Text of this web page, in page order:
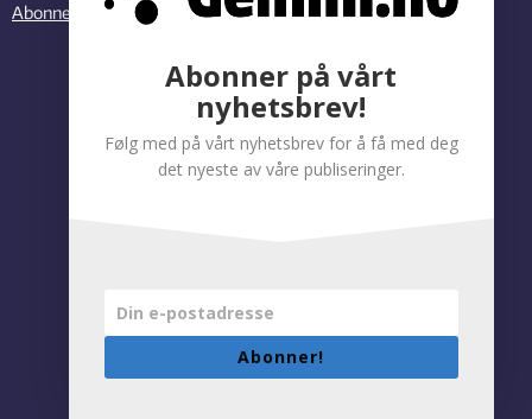
Abonner på vårt nyhetsbrev
Personvernregler|Tilgjengelighetserklæring
Abonner på vårt
nyhetsbrev!
Følg med på vårt nyhetsbrev for å få med deg
det nyeste av våre publiseringer.
Abonner!